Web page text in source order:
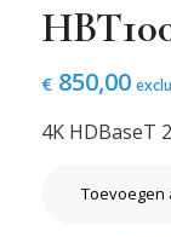
€850,00
4K HDBaseT
Toevoegen